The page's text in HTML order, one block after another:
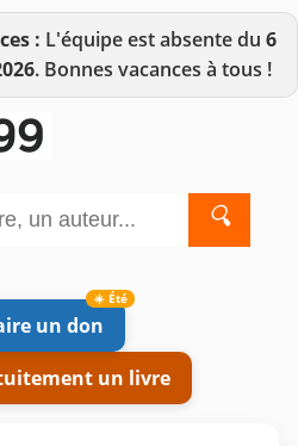
: L'équipe est absente du 6
. Bonnes vacances à tous !
🔍
un don
un livre